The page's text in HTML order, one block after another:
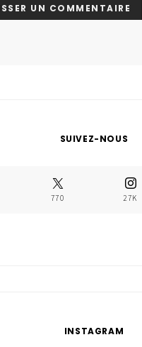
SUIVEZ-NOUS
770 27K
INSTAGRAM